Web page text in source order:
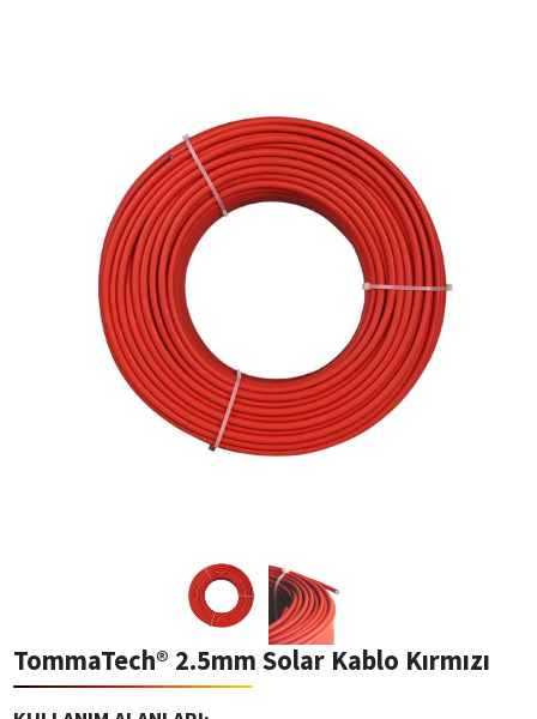
TommaTech® 2.5mm Solar Kablo Kırmızı